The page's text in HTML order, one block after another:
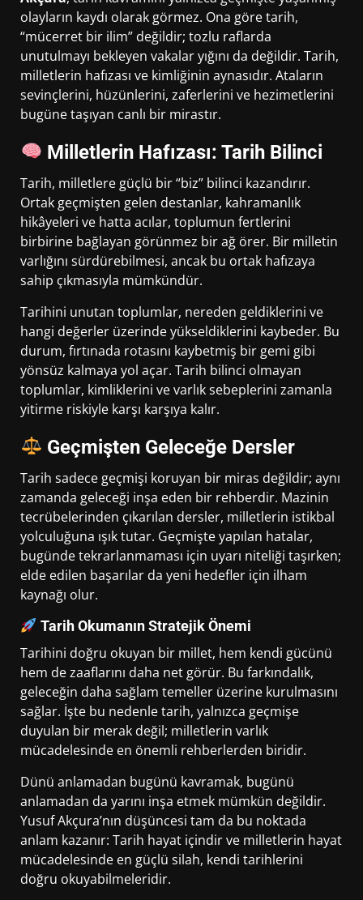
olayların kaydı olarak görmez. Ona göre tarih,
“mücerret bir ilim” değildir; tozlu raflarda
unutulmayı bekleyen vakalar yığını da değildir. Tarih,
milletlerin hafızası ve kimliğinin aynasıdır. Ataların
sevinçlerini, hüzünlerini, zaferlerini ve hezimetlerini
bugüne taşıyan canlı bir mirastır.
Milletlerin Hafızası: Tarih Bilinci
Tarih, milletlere güçlü bir “biz” bilinci kazandırır.
Ortak geçmişten gelen destanlar, kahramanlık
hikâyeleri ve hatta acılar, toplumun fertlerini
birbirine bağlayan görünmez bir ağ örer. Bir milletin
varlığını sürdürebilmesi, ancak bu ortak hafızaya
sahip çıkmasıyla mümkündür.
Tarihini unutan toplumlar, nereden geldiklerini ve
hangi değerler üzerinde yükseldiklerini kaybeder. Bu
durum, fırtınada rotasını kaybetmiş bir gemi gibi
yönsüz kalmaya yol açar. Tarih bilinci olmayan
toplumlar, kimliklerini ve varlık sebeplerini zamanla
yitirme riskiyle karşı karşıya kalır.
Geçmişten Geleceğe Dersler
Tarih sadece geçmişi koruyan bir miras değildir; aynı
zamanda geleceği inşa eden bir rehberdir. Mazinin
tecrübelerinden çıkarılan dersler, milletlerin istikbal
yolculuğuna ışık tutar. Geçmişte yapılan hatalar,
bugünde tekrarlanmaması için uyarı niteliği taşırken;
elde edilen başarılar da yeni hedefler için ilham
kaynağı olur.
Tarih Okumanın Stratejik Önemi
Tarihini doğru okuyan bir millet, hem kendi gücünü
hem de zaaflarını daha net görür. Bu farkındalık,
geleceğin daha sağlam temeller üzerine kurulmasını
sağlar. İşte bu nedenle tarih, yalnızca geçmişe
duyulan bir merak değil; milletlerin varlık
mücadelesinde en önemli rehberlerden biridir.
Dünü anlamadan bugünü kavramak, bugünü
anlamadan da yarını inşa etmek mümkün değildir.
Yusuf Akçura’nın düşüncesi tam da bu noktada
anlam kazanır: Tarih hayat içindir ve milletlerin hayat
mücadelesinde en güçlü silah, kendi tarihlerini
doğru okuyabilmeleridir.